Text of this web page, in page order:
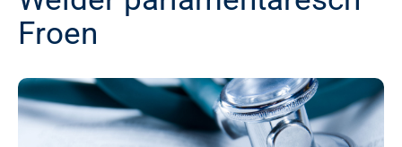
Froen